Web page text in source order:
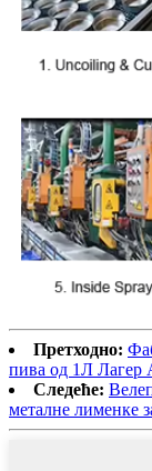
Претходно:
пива од 1Л
Следеће:
металне лименке